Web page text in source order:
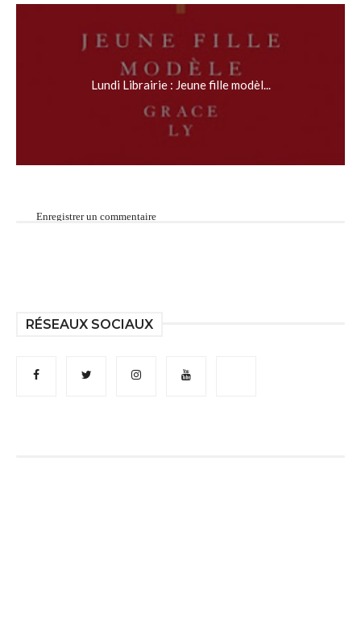
Lundi Librairie : Jeune fille modèl...
Enregistrer un commentaire
RÉSEAUX SOCIAUX